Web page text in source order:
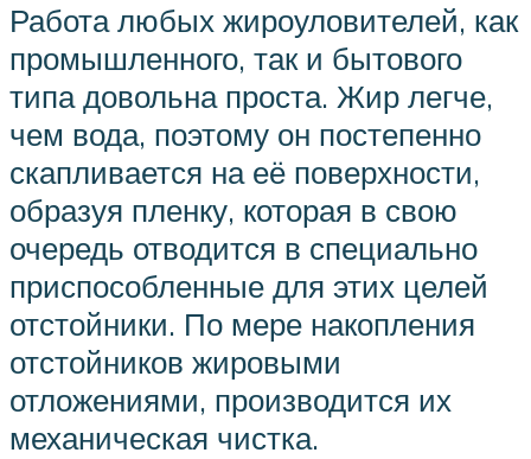
Работа любых жироуловителей, как
промышленного, так и бытового
типа довольна проста. Жир легче,
чем вода, поэтому он постепенно
скапливается на её поверхности,
образуя пленку, которая в свою
очередь отводится в специально
приспособленные для этих целей
отстойники. По мере накопления
отстойников жировыми
отложениями, производится их
механическая чистка.